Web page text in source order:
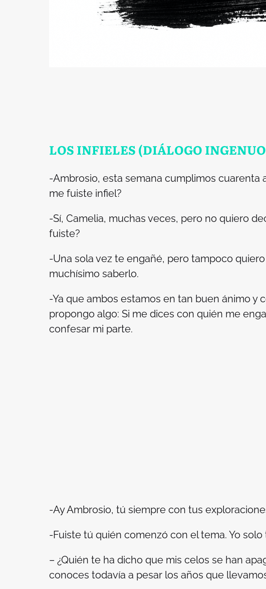
LOS INFIELES (DIÁLOGO
-Ambrosio, esta semana cumplimos cuarenta
me fuiste infiel?
-Sí, Camelia, muchas veces, pero no quiero
fuiste?
-Una sola vez te engañé, pero tampoco
muchísimo saberlo.
-Ya que ambos estamos en tan buen ánimo y
propongo algo: Si me dices con quién me
confesar mi parte.
-Ay Ambrosio, tú siempre con tus
-Fuiste tú quién comenzó con el tema. Yo
– ¿Quién te ha dicho que mis celos se han
conoces todavía a pesar los años que